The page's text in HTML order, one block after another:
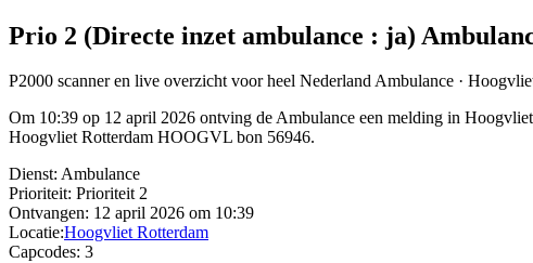
Prio 2 (Directe inzet ambulance : ja)
P2000 scanner en live overzicht voor heel Nederland Ambulance ·
Om 10:39 op 12 april 2026 ontving de Ambulance een melding in
Hoogvliet Rotterdam HOOGVL bon 56946.
Dienst: Ambulance
Prioriteit: Prioriteit 2
Ontvangen: 12 april 2026 om 10:39
Locatie:Hoogvliet Rotterdam
Capcodes: 3